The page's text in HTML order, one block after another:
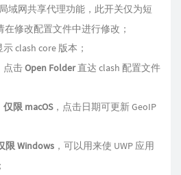
域网共享代理功能，此开关仅为短
修改配置文件中进行修改；
示 clash core 版本；
点击Open Folder直达 clash 配置文件
仅限 macOS，点击日期可更新 GeoIP
限 Windows ，可以用来使 UWP 应用